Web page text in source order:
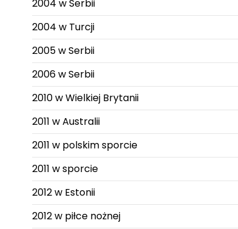
2004 w Serbii
2004 w Turcji
2005 w Serbii
2006 w Serbii
2010 w Wielkiej Brytanii
2011 w Australii
2011 w polskim sporcie
2011 w sporcie
2012 w Estonii
2012 w piłce nożnej